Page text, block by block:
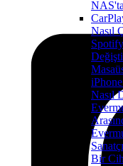
Nasıl
Nasıl
Bir